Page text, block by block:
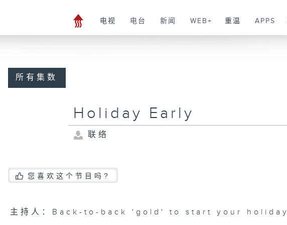
电视 电台 新闻 WEB+ 重温 APPS
所有集数
Holiday Early
联络
您喜欢这个节目吗?
主持人：Back-to-back 'gold' to start your holiday